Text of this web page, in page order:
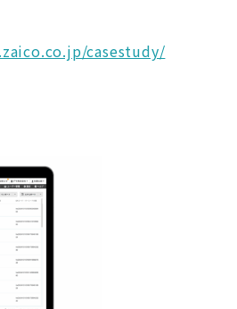
casestudy/